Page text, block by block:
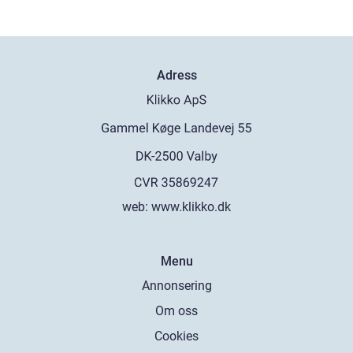
Adress
web: www.klikko.dk
Menu
Annonsering
Om oss
Cookies